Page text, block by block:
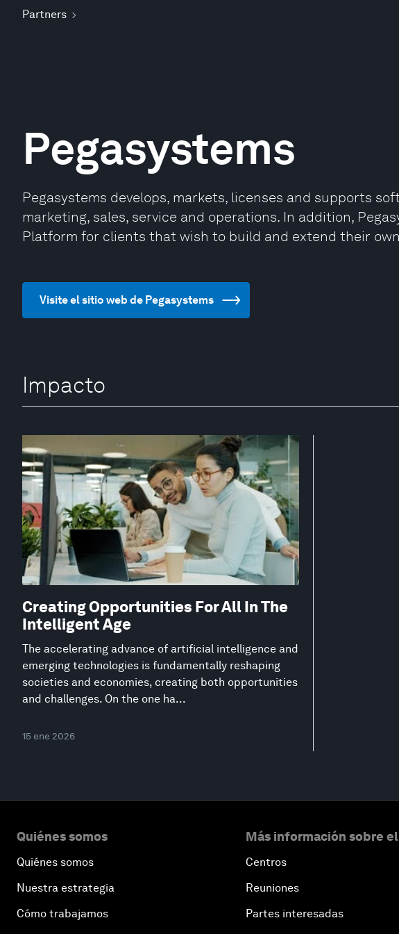
Partners
Pegasystems
Pegasystems develops, markets, licenses and supports
marketing, sales, service and operations. In addition,
Platform for clients that wish to build and extend their
Visite el sitio web de Pegasystems
Impacto
Creating Opportunities For All In The
Intelligent Age
The accelerating advance of artificial intelligence and
emerging technologies is fundamentally reshaping
societies and economies, creating both opportunities
and challenges. On the one ha...
15 ene 2026
Quiénes somos
Quiénes somos
Nuestra estrategia
Cómo trabajamos
Más información sobre
Centros
Reuniones
Partes interesadas